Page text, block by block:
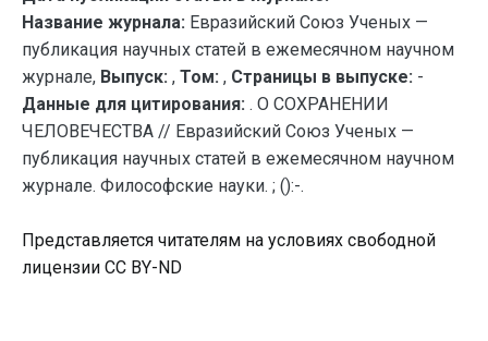
Название журнала: Евразийский Союз Ученых —
публикация научных статей в ежемесячном научном
журнале, Выпуск: , Том: , Страницы в выпуске: -
Данные для цитирования: . О СОХРАНЕНИИ
ЧЕЛОВЕЧЕСТВА // Евразийский Союз Ученых —
публикация научных статей в ежемесячном научном
журнале. Философские науки. ; ():-.
Представляется читателям на условиях свободной
лицензии CC BY-ND